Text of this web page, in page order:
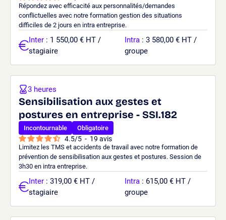
Répondez avec efficacité aux personnalités/demandes
conflictuelles avec notre formation gestion des situations
difficiles de 2 jours en intra entreprise.
Inter : 1 550,00 € HT /
stagiaire
Intra : 3 580,00 € HT /
groupe
Sensibilisation aux gestes et
postures en entreprise - SSI.182
Incontournable Obligatoire
4.5/5 - 19 avis
Limitez les TMS et accidents de travail avec notre formation de
prévention de sensibilisation aux gestes et postures. Session de
3h30 en intra entreprise.
3 heures
Inter : 319,00 € HT /
stagiaire
Intra : 615,00 € HT /
groupe